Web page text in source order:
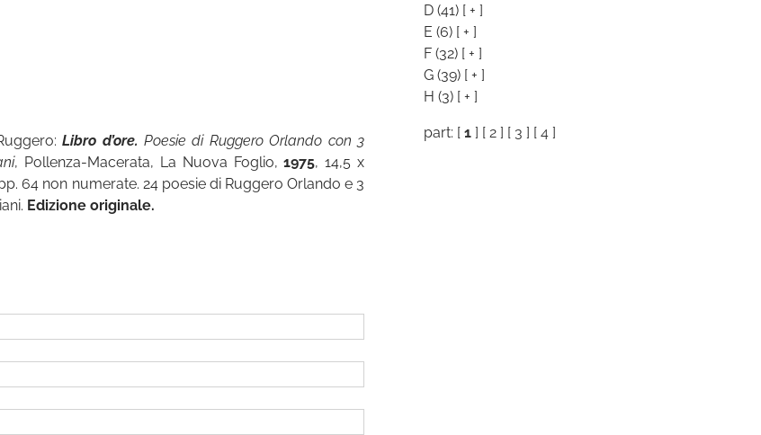
Libro d’ore. Poesie di Ruggero Orlando con 3
, Pollenza-Macerata, La Nuova Foglio,1975, 14,5 x
64 non numerate. 24 poesie di Ruggero Orlando e 3
Edizione originale.
D (41) [ + ]
E (6) [ + ]
F (32) [ + ]
G (39) [ + ]
H (3) [ + ]
part: [ 1 ] [ 2 ] [ 3 ] [ 4 ]